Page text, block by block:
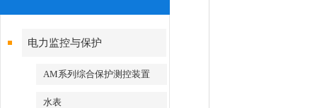
电力监控与保护
AM系列综合保护测控装置
水表